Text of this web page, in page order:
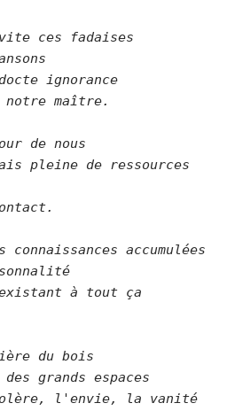
ces fadaises
ignorance
notre maître.
de nous
mais pleine de ressources
contact.
connaissances accumulées
à tout ça
du bois
grands espaces
l'envie, la vanité